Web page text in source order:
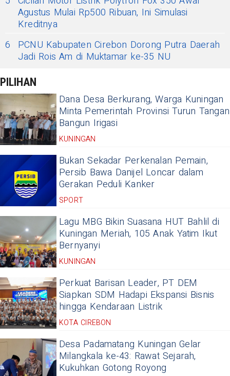
Agustus Mulai Rp500 Ribuan, Ini Simulasi
Kreditnya
6
PCNU Kabupaten Cirebon Dorong Putra Daerah
Jadi Rois Am di Muktamar ke-35 NU
PILIHAN
Dana Desa Berkurang, Warga Kuningan
Minta Pemerintah Provinsi Turun Tangan
Bangun Irigasi
KUNINGAN
Bukan Sekadar Perkenalan Pemain,
Persib Bawa Danijel Loncar dalam
Gerakan Peduli Kanker
SPORT
Lagu MBG Bikin Suasana HUT Bahlil di
Kuningan Meriah, 105 Anak Yatim Ikut
Bernyanyi
KUNINGAN
Perkuat Barisan Leader, PT DEM
Siapkan SDM Hadapi Ekspansi Bisnis
hingga Kendaraan Listrik
KOTA CIREBON
Desa Padamatang Kuningan Gelar
Milangkala ke-43: Rawat Sejarah,
Kukuhkan Gotong Royong